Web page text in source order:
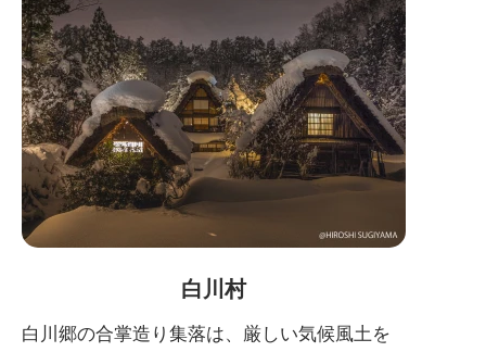
白川村
白川郷の合掌造り集落は、厳しい気候風土を